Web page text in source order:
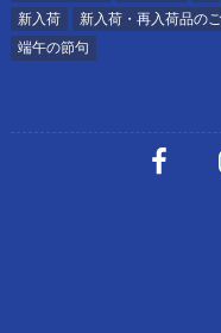
新入荷
新入荷・再入荷品の
端午の節句